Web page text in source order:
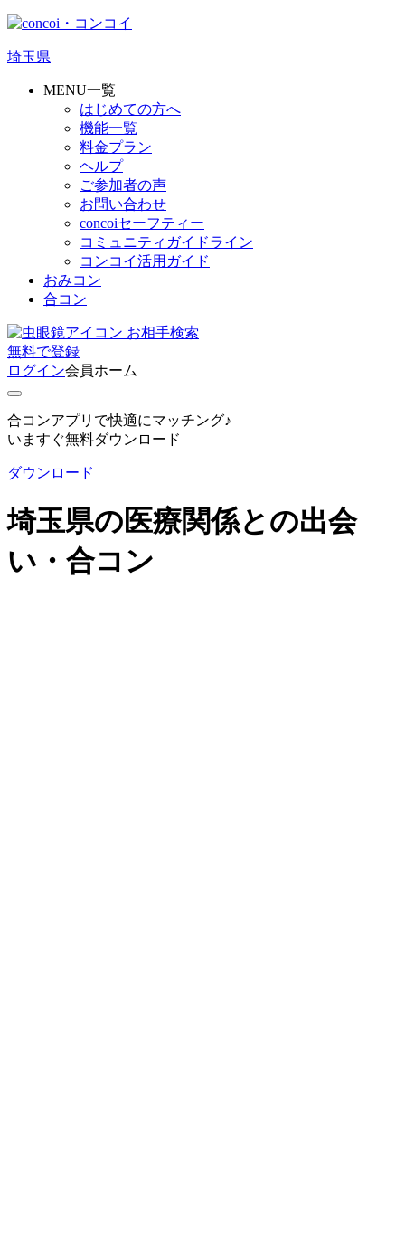
埼玉県
MENU一覧
はじめての方へ
機能一覧
料金プラン
ヘルプ
ご参加者の声
お問い合わせ
concoiセーフティー
コミュニティガイドライン
コンコイ活用ガイド
おみコン
合コン
お相手検索
無料で登録
ログイン会員ホーム
合コンアプリで快適にマッチング♪
いますぐ無料ダウンロード
ダウンロード
埼玉県の医療関係との出会
い・合コン